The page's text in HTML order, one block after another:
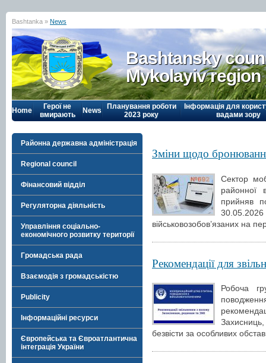
Bashtanka » News
Bashtansky
Mykolayiv region
Home
Герої не
вмирають
News
Планування роботи
2023 року
Інформація для
вадами зору
Районна державна адміністрація
Regional council
Фінансовий відділ
Регуляторна діяльність
Управління соціально-
економічного розвитку території
Громадська рада
Взаємодія з громадськістю
Publicity
Інформаційні ресурси
Європейська та Євроатлантична
інтеграція України
Зміни щодо
Сектор
районної
прийняв
військовозобов’язаних на
Рекомендації для
Робоча
безвісти за особливих